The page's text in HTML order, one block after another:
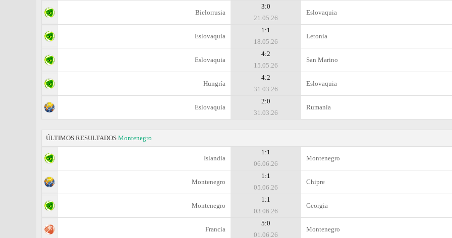
Bielorrusia
3:0
21.05.26
Eslovaquia
Eslovaquia
1:1
18.05.26
Letonia
Eslovaquia
4:2
15.05.26
San Marino
Hungría
4:2
31.03.26
Eslovaquia
Eslovaquia
2:0
31.03.26
Rumanía
ÚLTIMOS RESULTADOS Montenegro
Islandia
1:1
06.06.26
Montenegro
Montenegro
1:1
05.06.26
Chipre
Montenegro
1:1
03.06.26
Georgia
Francia
5:0
01.06.26
Montenegro